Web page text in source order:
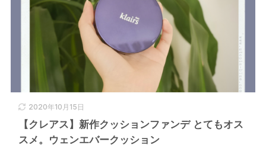
2020年10月15日
【クレアス】新作クッションファンデ とてもオス
スメ。ウェンエバークッション